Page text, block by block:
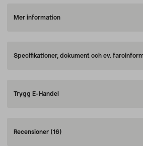
Mer information
Specifikationer, dokument och ev.
Trygg E-Handel
Recensioner (16)